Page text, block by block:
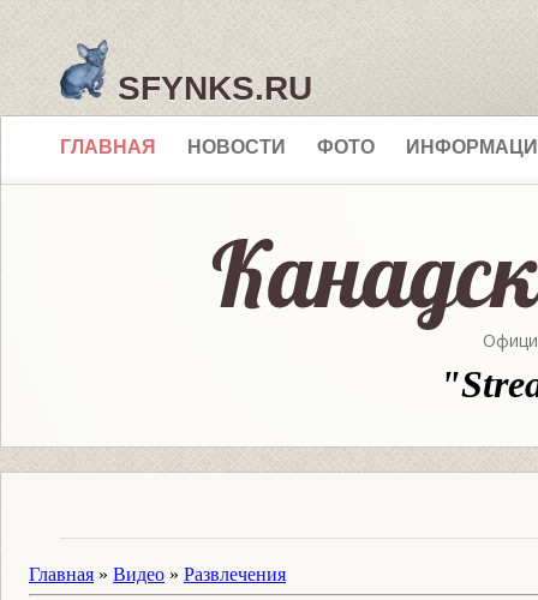
SFYNKS.RU
ГЛАВНАЯ НОВОСТИ ФОТО
Главная » Видео » Развлечения